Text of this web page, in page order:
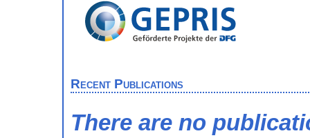
Recent Publications
There are no